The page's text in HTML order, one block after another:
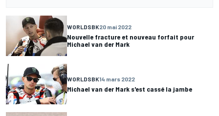
WORLDSBK20 mai 2022
Nouvelle fracture et nouveau forfait pour
Michael van der Mark
WORLDSBK14 mars 2022
Michael van der Mark s'est cassé la jambe